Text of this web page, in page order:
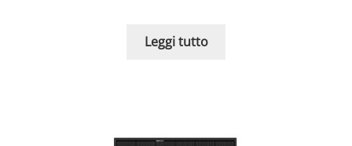
Leggi tutto